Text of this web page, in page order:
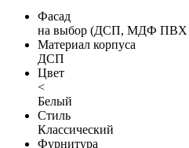
Фасад
на выбор (ДСП, МДФ ПВХ
Материал корпуса
ДСП
Цвет
<
Белый
Стиль
Классический
Фурнитура